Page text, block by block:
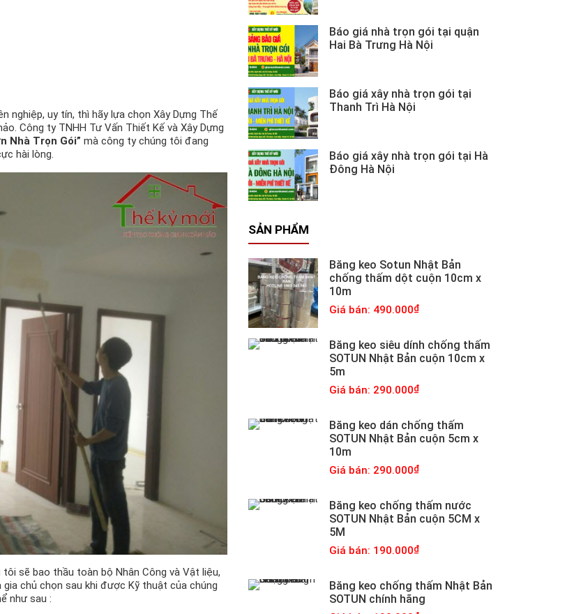
nghiệp, uy tín, thì hãy lựa chọn Xây Dựng Thế
Công ty TNHH Tư Vấn Thiết Kế và Xây Dựng
Nhà Trọn Gói” mà công ty chúng tôi đang
hài lòng.
sẽ bao thầu toàn bộ Nhân Công và Vật liệu,
chủ chọn sau khi được Kỹ thuật của chúng
như sau :
Báo giá nhà trọn gói tại quận
Hai Bà Trưng Hà Nội
Báo giá xây nhà trọn gói tại
Thanh Trì Hà Nội
Báo giá xây nhà trọn gói tại Hà
Đông Hà Nội
SẢN PHẨM
Băng keo Sotun Nhật Bản
chống thấm dột cuộn 10cm x
10m
Giá bán: 490.000
Băng keo siêu dính chống thấm
SOTUN Nhật Bản cuộn 10cm x
5m
Giá bán: 290.000
Băng keo dán chống thấm
SOTUN Nhật Bản cuộn 5cm x
10m
Giá bán: 290.000
Băng keo chống thấm nước
SOTUN Nhật Bản cuộn 5CM x
5M
Giá bán: 190.000
Băng keo chống thấm Nhật Bản
SOTUN chính hãng